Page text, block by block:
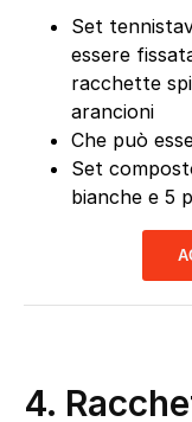
Set
essere
racchette
arancioni
Che può
Set
bianche e 5
4.